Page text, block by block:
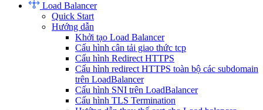
Load Balancer
Quick Start
Hướng dẫn
Khởi tạo Load Balancer
Cấu hình cân tải giao thức tcp
Cấu hình Redirect HTTPS
Cấu hình redirect HTTPS toàn bộ các subdomain
trên LoadBalancer
Cấu hình SNI trên LoadBalancer
Cấu hình TLS Termination